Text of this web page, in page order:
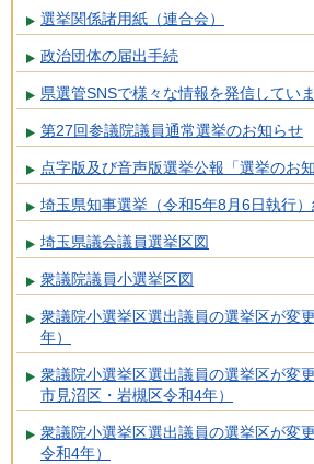
選挙関係諸用紙（連合会）
政治団体の届出手続
県選管SNSで様々な情報を発信していま
第27回参議院議員通常選挙のお知らせ
点字版及び音声版選挙公報「選挙のお
埼玉県知事選挙（令和5年8月6日執行
埼玉県議会議員選挙区図
衆議院議員小選挙区図
衆議院小選挙区選出議員の選挙区が変
年）
衆議院小選挙区選出議員の選挙区が変
市見沼区・岩槻区令和4年）
衆議院小選挙区選出議員の選挙区が変
令和4年）